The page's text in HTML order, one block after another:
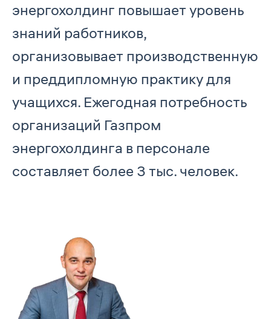
энергохолдинг повышает уровень
знаний работников,
организовывает производственную
и преддипломную практику для
учащихся. Ежегодная потребность
организаций Газпром
энергохолдинга в персонале
составляет более 3 тыс. человек.